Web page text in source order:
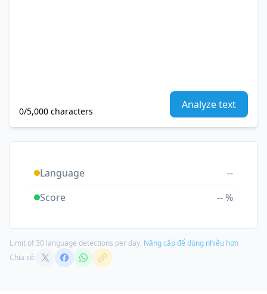
0/5,000 characters
Analyze text
Language
--
Score
-- %
Limit of 30 language detections per day, Nâng cấp để dùng nhiều hơn
Chia sẻ: